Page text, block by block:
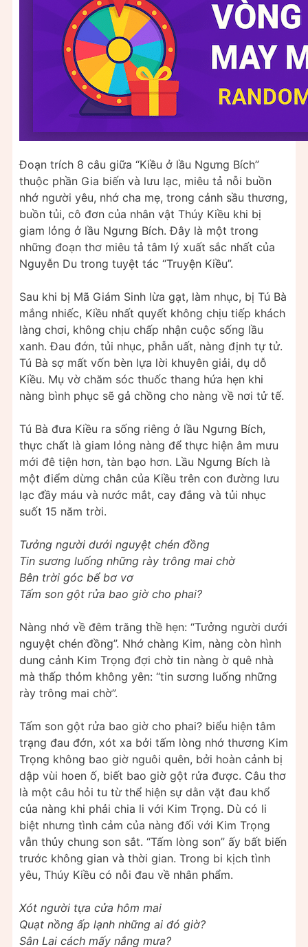
Đoạn trích 8 câu giữa “Kiều ở lầu Ngưng Bích”
thuộc phần Gia biến và lưu lạc, miêu tả nỗi buồn
nhớ người yêu, nhớ cha mẹ, trong cảnh sầu thương,
buồn tủi, cô đơn của nhân vật Thúy Kiều khi bị
giam lỏng ở lầu Ngưng Bích. Đây là một trong
những đoạn thơ miêu tả tâm lý xuất sắc nhất của
Nguyễn Du trong tuyệt tác “Truyện Kiều”.
Sau khi bị Mã Giám Sinh lừa gạt, làm nhục, bị Tú Bà
mắng nhiếc, Kiều nhất quyết không chịu tiếp khách
làng chơi, không chịu chấp nhận cuộc sống lầu
xanh. Đau đớn, tủi nhục, phẫn uất, nàng định tự tử.
Tú Bà sợ mất vốn bèn lựa lời khuyên giải, dụ dỗ
Kiều. Mụ vờ chăm sóc thuốc thang hứa hẹn khi
nàng bình phục sẽ gả chồng cho nàng về nơi tử tế.
Tú Bà đưa Kiều ra sống riêng ở lầu Ngưng Bích,
thực chất là giam lỏng nàng để thực hiện âm mưu
mới đê tiện hơn, tàn bạo hơn. Lầu Ngưng Bích là
một điểm dừng chân của Kiều trên con đường lưu
lạc đầy máu và nước mắt, cay đắng và tủi nhục
suốt 15 năm trời.
Tưởng người dưới nguyệt chén đồng
Tin sương luống những rày trông mai chờ
Bên trời góc bể bơ vơ
Tấm son gột rửa bao giờ cho phai?
Nàng nhớ về đêm trăng thề hẹn: “Tưởng người dưới
nguyệt chén đồng”. Nhớ chàng Kim, nàng còn hình
dung cảnh Kim Trọng đợi chờ tin nàng ờ quê nhà
mà thấp thỏm không yên: “tin sương luống những
rày trông mai chờ”.
Tấm son gột rửa bao giờ cho phai? biểu hiện tâm
trạng đau đớn, xót xa bởi tấm lòng nhớ thương Kim
Trọng không bao giờ nguôi quên, bởi hoàn cảnh bị
dập vùi hoen ố, biết bao giờ gột rửa được. Câu thơ
là một câu hỏi tu từ thể hiện sự dằn vặt đau khổ
của nàng khi phải chia li với Kim Trọng. Dù có li
biệt nhưng tình cảm của nàng đối với Kim Trọng
vẫn thủy chung son sắt. “Tấm lòng son” ấy bất biến
trước không gian và thời gian. Trong bi kịch tình
yêu, Thúy Kiều có nỗi đau về nhân phẩm.
Xót người tựa cửa hôm mai
Quạt nồng ấp lạnh những ai đó giờ?
Sân Lai cách mấy nắng mưa?